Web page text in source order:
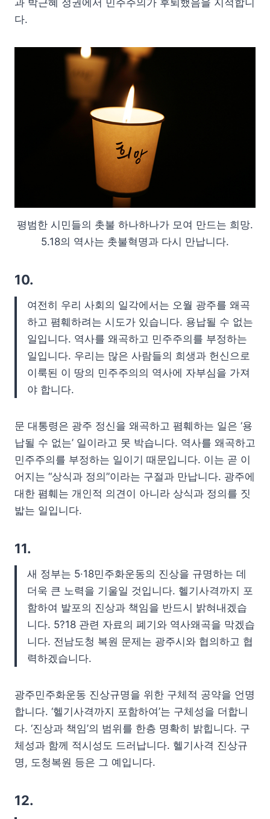
다.
평범한 시민들의 촛불 하나하나가 모여 만드는 희망.
5.18의 역사는 촛불혁명과 다시 만납니다.
10.
여전히 우리 사회의 일각에서는 오월 광주를 왜곡
하고 폄훼하려는 시도가 있습니다. 용납될 수 없는
일입니다. 역사를 왜곡하고 민주주의를 부정하는
일입니다. 우리는 많은 사람들의 희생과 헌신으로
이룩된 이 땅의 민주주의의 역사에 자부심을 가져
야 합니다.
문 대통령은 광주 정신을 왜곡하고 폄훼하는 일은 ‘용
납될 수 없는’ 일이라고 못 박습니다. 역사를 왜곡하고
민주주의를 부정하는 일이기 때문입니다. 이는 곧 이
어지는 “상식과 정의”이라는 구절과 만납니다. 광주에
대한 폄훼는 개인적 의견이 아니라 상식과 정의를 짓
밟는 일입니다.
11.
새 정부는 5·18민주화운동의 진상을 규명하는 데
더욱 큰 노력을 기울일 것입니다. 헬기사격까지 포
함하여 발포의 진상과 책임을 반드시 밝혀내겠습
니다. 5?18 관련 자료의 폐기와 역사왜곡을 막겠습
니다. 전남도청 복원 문제는 광주시와 협의하고 협
력하겠습니다.
광주민주화운동 진상규명을 위한 구체적 공약을 언명
합니다. ‘헬기사격까지 포함하여’는 구체성을 더합니
다. ‘진상과 책임’의 범위를 한층 명확히 밝힙니다. 구
체성과 함께 적시성도 드러납니다. 헬기사격 진상규
명, 도청복원 등은 그 예입니다.
12.